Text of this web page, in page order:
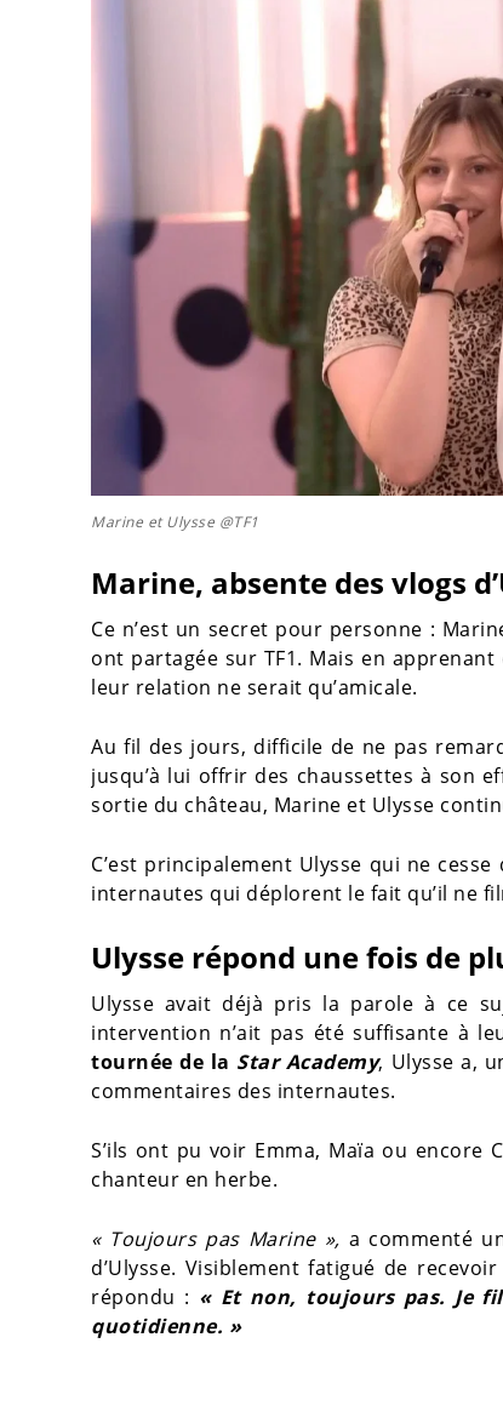
Marine et Ulysse @TF1
Marine, absente des vlogs
Ce n’est un secret pour personne :
ont partagée sur TF1. Mais en
leur relation ne serait qu’amicale.
Au fil des jours, difficile de ne pas
jusqu’à lui offrir des chaussettes à son
sortie du château, Marine et Ulysse
C’est principalement Ulysse qui ne
internautes qui déplorent le fait qu’il ne
Ulysse répond une fois de
Ulysse avait déjà pris la parole à ce
intervention n’ait pas été suffisante à
tournée de la Star Academy, Ulysse a,
commentaires des internautes.
S’ils ont pu voir Emma, Maïa ou encore
chanteur en herbe.
« Toujours pas Marine », a commenté
d’Ulysse. Visiblement fatigué de
répondu : « Et non, toujours pas. Je
quotidienne. »